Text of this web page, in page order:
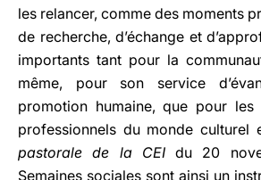
les relancer, comme des moments
de recherche, d’échange et
importants tant pour la
même, pour son service
promotion humaine, que pour les
professionnels du monde culturel
pastorale de la CEIdu 20
Semaines sociales sont ainsi un